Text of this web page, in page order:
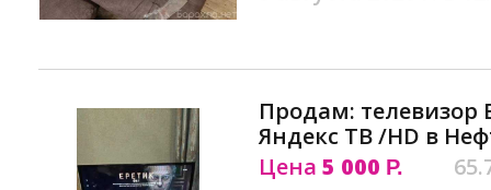
Продам: телевизор
Яндекс ТВ /HD в
Цена 5 000 Р.